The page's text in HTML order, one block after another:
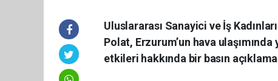
Uluslararası Sanayici ve İş
Polat, Erzurum’un hava
etkileri hakkında bir basın